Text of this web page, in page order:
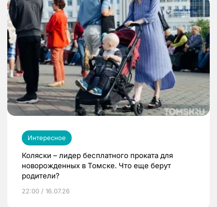
Интересное
Коляски – лидер бесплатного проката для
новорожденных в Томске. Что еще берут
родители?
22:00 / 16.07.26